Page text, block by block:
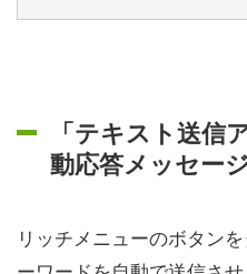
「テキスト送信
動応答メッセー
リッチメニューのボタン